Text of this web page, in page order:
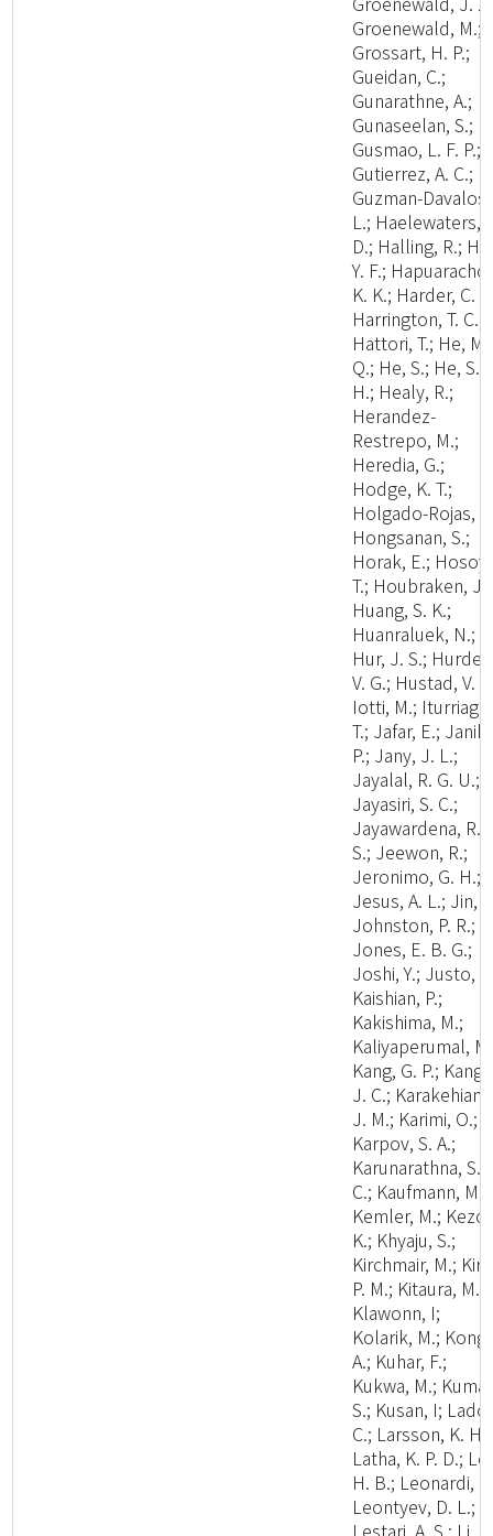
Groenewald, M.;
Grossart, H. P.;
Gueidan, C.;
Gunarathne, A.;
Gunaseelan, S.;
Gusmao, L. F. P.;
Gutierrez, A. C.;
Guzman-Davalos,
L.; Haelewaters,
D.; Halling, R.;
Y. F.;
K. K.; Harder, C.
Harrington, T. C.;
Hattori, T.; He, M.
Q.; He, S.; He, S.
H.; Healy, R.;
Herandez-
Restrepo, M.;
Heredia, G.;
Hodge, K. T.;
Holgado-Rojas,
Hongsanan, S.;
Horak, E.;
T.; Houbraken, J.;
Huang, S. K.;
Huanraluek, N.;
Hur, J. S.;
V. G.; Hustad, V.
Iotti, M.; Iturriaga,
T.; Jafar, E.; Janik,
P.; Jany, J. L.;
Jayalal, R. G. U.;
Jayasiri, S. C.;
Jayawardena, R.
S.; Jeewon, R.;
Jeronimo, G. H.;
Jesus, A. L.; Jin,
Johnston, P. R.;
Jones, E. B. G.;
Joshi, Y.; Justo,
Kaishian, P.;
Kakishima, M.;
Kaliyaperumal,
Kang, G. P.; Kang,
J. C.; Karakehian,
J. M.; Karimi, O.;
Karpov, S. A.;
Karunarathna, S.
C.; Kaufmann, M.;
Kemler, M.; Kezo,
K.; Khyaju, S.;
Kirchmair, M.;
P. M.; Kitaura, M.
Klawonn, I;
Kolarik, M.; Kong,
A.; Kuhar, F.;
Kukwa, M.;
S.; Kusan, I; Lado,
C.; Larsson, K. H.;
Latha, K. P. D.;
H. B.; Leonardi,
Leontyev, D. L.;
Lestari, A. S.; Li,